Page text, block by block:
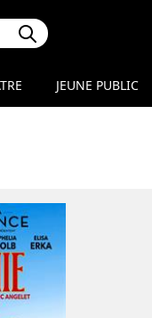
JEUNE PUBLIC